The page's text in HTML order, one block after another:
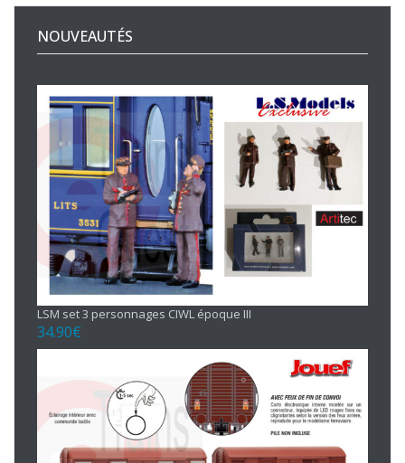
NOUVEAUTÉS
LSM set 3 personnages CIWL époque III
34.90€